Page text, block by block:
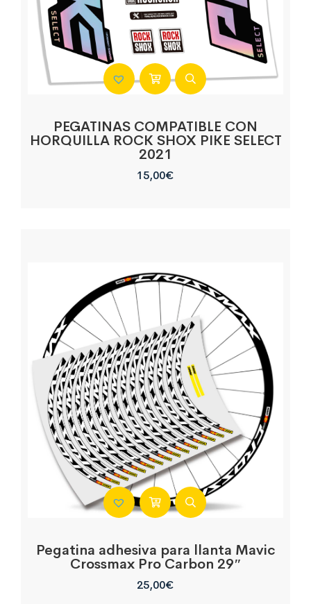
PEGATINAS COMPATIBLE CON
HORQUILLA ROCK SHOX PIKE SELECT
2021
15,00€
Pegatina adhesiva para llanta Mavic
Crossmax Pro Carbon 29″
25,00€